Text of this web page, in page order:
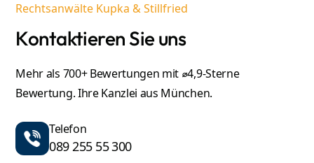
Rechtsanwälte Kupka & Stillfried
Kontaktieren Sie uns
Mehr als 700+ Bewertungen mit ⌀4,9-Sterne
Bewertung. Ihre Kanzlei aus München.
Telefon
089 255 55 300